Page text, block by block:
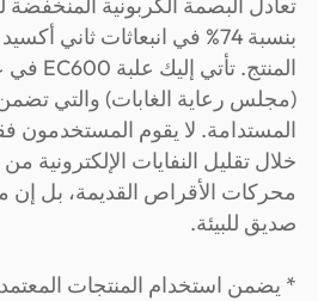
بنسبة 74% في انبعاثات ثاني
(مجلس رعاية الغابات) والتي
المستدامة. لا يقوم المستخدمون
خلال تقليل النفايات الإلكترونية
محركات الأقراص القديمة، بل
صديق للبيئة.